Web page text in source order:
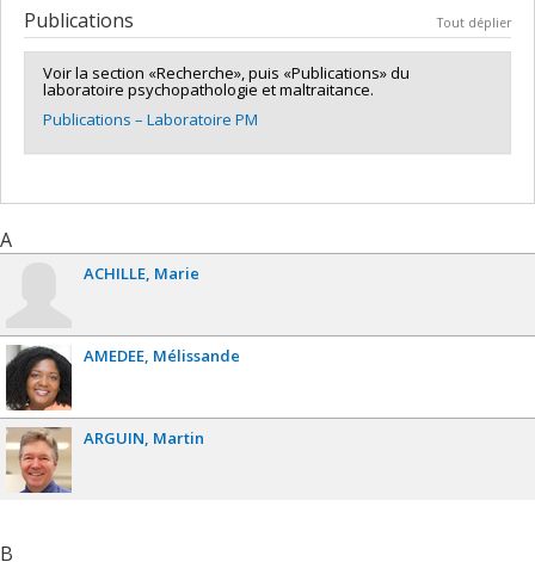
sciences humaines du Canada
Programmes de subvention :PV153480-Subventions de
développement Savoir
Voir la section «Recherche», puis «Projets de recherche » du
site web du laboratoire psychopathologie et maltraitance
Projets de recherche – Laboratoire PM
Publications Tout déplier
Voir la section «Recherche», puis «Publications» du
laboratoire psychopathologie et maltraitance.
Publications – Laboratoire PM
A
ACHILLE Marie
AMEDEE Mélissande
ARGUIN Martin
B